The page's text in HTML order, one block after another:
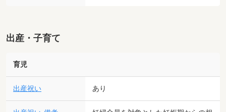
出産・子育て
育児
出産祝い あり